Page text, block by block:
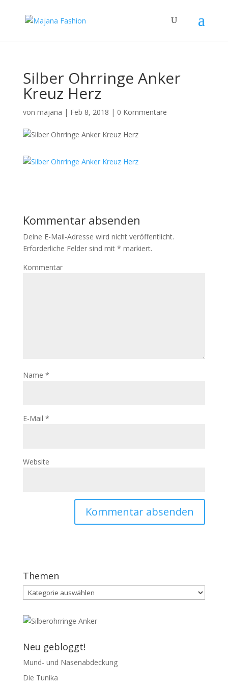
Silber Ohrringe Anker
Kreuz Herz
von majana | Feb 8, 2018 | 0 Kommentare
Kommentar absenden
Deine E-Mail-Adresse wird nicht veröffentlicht.
Erforderliche Felder sind mit * markiert.
Kommentar
Name *
E-Mail *
Website
Themen
Themen
Neu gebloggt!
Mund- und Nasenabdeckung
Die Tunika